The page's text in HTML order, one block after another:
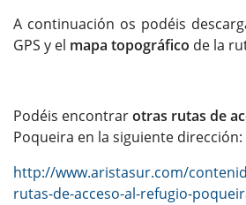
A continuación os podéis
GPS y el mapa topográfico de la
Podéis encontrarotras rutas de
Poqueira en la siguiente dirección:
http://www.aristasur.com/
rutas-de-acceso-al-refugio-